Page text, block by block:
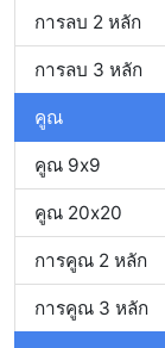
การลบ 2 หลัก
การลบ 3 หลัก
คูณ
คูณ 9x9
คูณ 20x20
การคูณ 2 หลัก
การคูณ 3 หลัก